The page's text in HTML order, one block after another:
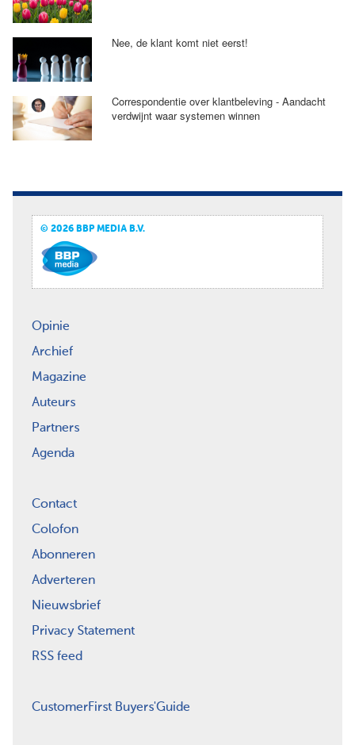
Nee, de klant komt niet eerst!
Correspondentie over klantbeleving - Aandacht
verdwijnt waar systemen winnen
© 2026 BBP MEDIA B.V.
Opinie
Archief
Magazine
Auteurs
Partners
Agenda
Contact
Colofon
Abonneren
Adverteren
Nieuwsbrief
Privacy Statement
RSS feed
CustomerFirst Buyers'Guide